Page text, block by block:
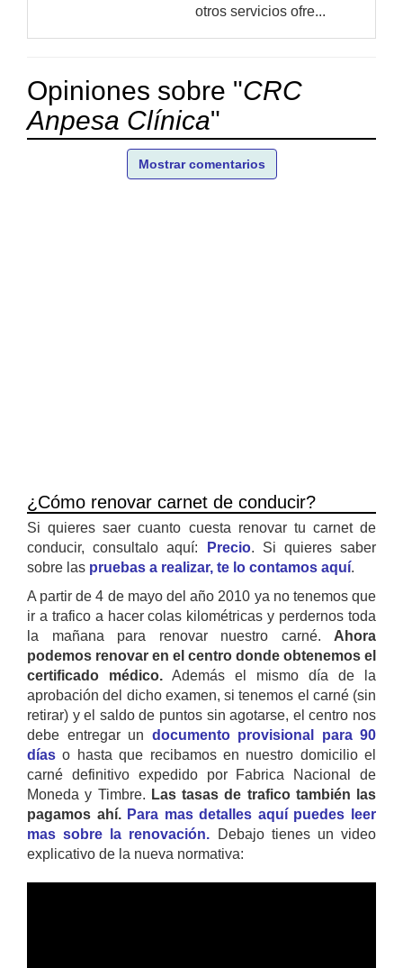
otros servicios ofre...
Opiniones sobre "CRC
Anpesa Clínica"
Mostrar comentarios
¿Cómo renovar carnet de conducir?
Si quieres saer cuanto cuesta renovar tu carnet de
conducir, consultalo aquí:
Precio. Si quieres saber
sobre las pruebas a realizar, te lo contamos aquí.
A partir de 4 de mayo del año 2010 ya no tenemos que
ir a trafico a hacer colas kilométricas y perdernos toda
la mañana para renovar nuestro carné. Ahora
podemos renovar en el centro donde obtenemos el
certificado médico. Además el mismo día de la
aprobación del dicho examen, si tenemos el carné (sin
retirar) y el saldo de puntos sin agotarse, el centro nos
debe entregar un documento provisional para 90
días o hasta que recibamos en nuestro domicilio el
carné definitivo expedido por Fabrica Nacional de
Moneda y Timbre. Las tasas de trafico también las
pagamos ahí. Para mas detalles aquí puedes leer
mas sobre la renovación. Debajo tienes un video
explicativo de la nueva normativa: